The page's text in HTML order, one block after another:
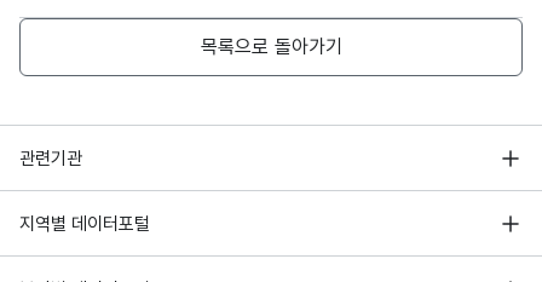
목록으로 돌아가기
관련기관
행정안전부
한국지능정보사회진흥원
지역별 데이터포털
서울 열린데이터광장
경기데이터드림